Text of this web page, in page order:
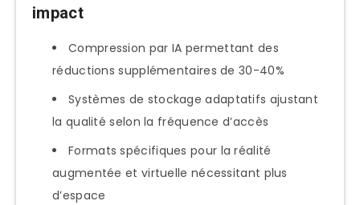
impact
Compression par IA permettant des
réductions supplémentaires de 30-40%
Systèmes de stockage adaptatifs ajustant
la qualité selon la fréquence d’accès
Formats spécifiques pour la réalité
augmentée et virtuelle nécessitant plus
d’espace